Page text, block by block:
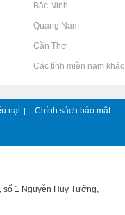
vặt tại Bắc Ninh
vặt tại Quảng Nam
vặt tại Cần Thơ
vặt tại Các tỉnh miền nam khác
nại | Chính sách bảo mật |
số 1 Nguyễn Huy Tưởng,